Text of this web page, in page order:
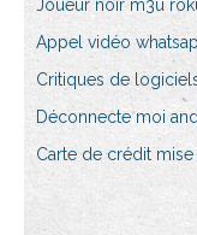
Joueur noir m3u
Appel vidéo
Critiques de
Déconnecte moi
Carte de crédit mise